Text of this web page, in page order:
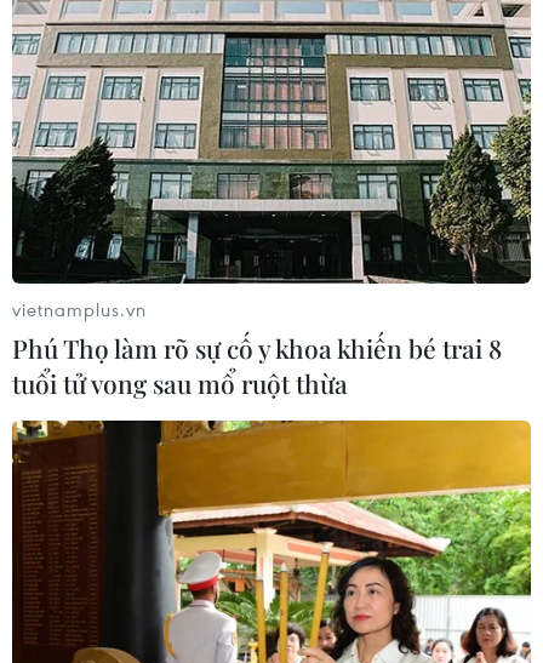
vietnamplus.vn
Phú Thọ làm rõ sự cố y khoa khiến bé trai 8
tuổi tử vong sau mổ ruột thừa